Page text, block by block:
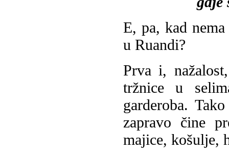
E, pa, kad
u Ruandi?
Prva i,
tržnice u
garderoba.
zapravo čine
majice, košulje,